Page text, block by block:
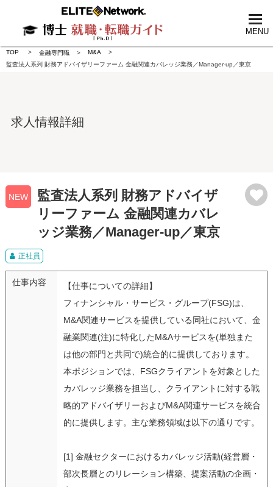
MENU
TOP 金融専門職
M&A
監査法人系列 財務アドバイザリーファーム 金融関連カバレッジ業務／Manager-up／東京
求人情報詳細
NEW
監査法人系列 財務アドバイザ
リーファーム 金融関連カバレ
ッジ業務／Manager-up／東京
正社員
仕事内容
【仕事についての詳細】
フィナンシャル・サービス・グループ(FSG)は、
M&A関連サービスを提供している同社において、金
融業関連(注)に特化したM&Aサービスを(単独また
は他の部門と共同で)統合的に提供しております。
本ポジションでは、FSGクライアントを対象とした
カバレッジ業務を担当し、クライアントに対する戦
略的アドバイザリーおよびM&A関連サービスを統合
的に提供します。主な業務領域は以下の通りです。
[1] 金融セクターにおけるカバレッジ活動(経営層・
部次長層とのリレーション構築、提案活動の企画・